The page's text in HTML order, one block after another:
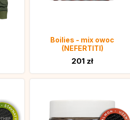
Boilies - mix owoc
(NEFERTITI)
201 zł